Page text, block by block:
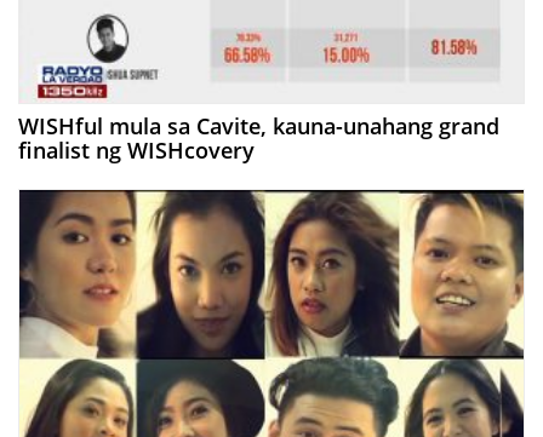
WISHful mula sa Cavite, kauna-unahang grand
finalist ng WISHcovery